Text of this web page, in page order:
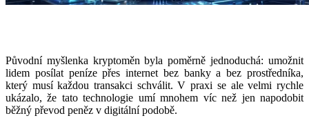
Původní myšlenka kryptoměn byla poměrně jednoduchá: umožnit
lidem posílat peníze přes internet bez banky a bez prostředníka,
který musí každou transakci schválit. V praxi se ale velmi rychle
ukázalo, že tato technologie umí mnohem víc než jen napodobit
běžný převod peněz v digitální podobě.